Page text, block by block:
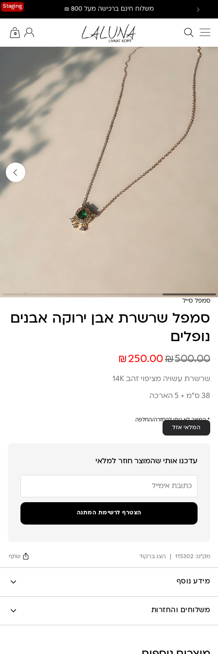
Staging משלוח חינם ברכישה מעל 800 ₪
חיפוש באתר
0
החשבון שלי
סמפל סייל
סמפל שרשרת אבן ירוקה אבנים
נופלים
₪ 250.00₪500.00
שרשרת עשויה מציפוי זהב 14K
38 ס”מ + 5 הארכה
* המוצר לא ניתן להחזרה/החלפה
המלאי אזל
עדכנו אותי שהמוצר חוזר למלאי
את
כתובת
הדוא"ל
כדי
עבור
מוצר
הצטרף לרשימת המתנה
מק"ט: 115302 הצג ברקוד שתף
מידע נוסף
משלוחים והחזרות